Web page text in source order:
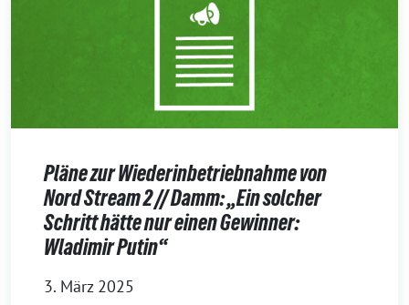
Pläne zur Wiederinbetriebnahme von
Nord Stream 2 // Damm: „Ein solcher
Schritt hätte nur einen Gewinner:
Wladimir Putin“
3. März 2025